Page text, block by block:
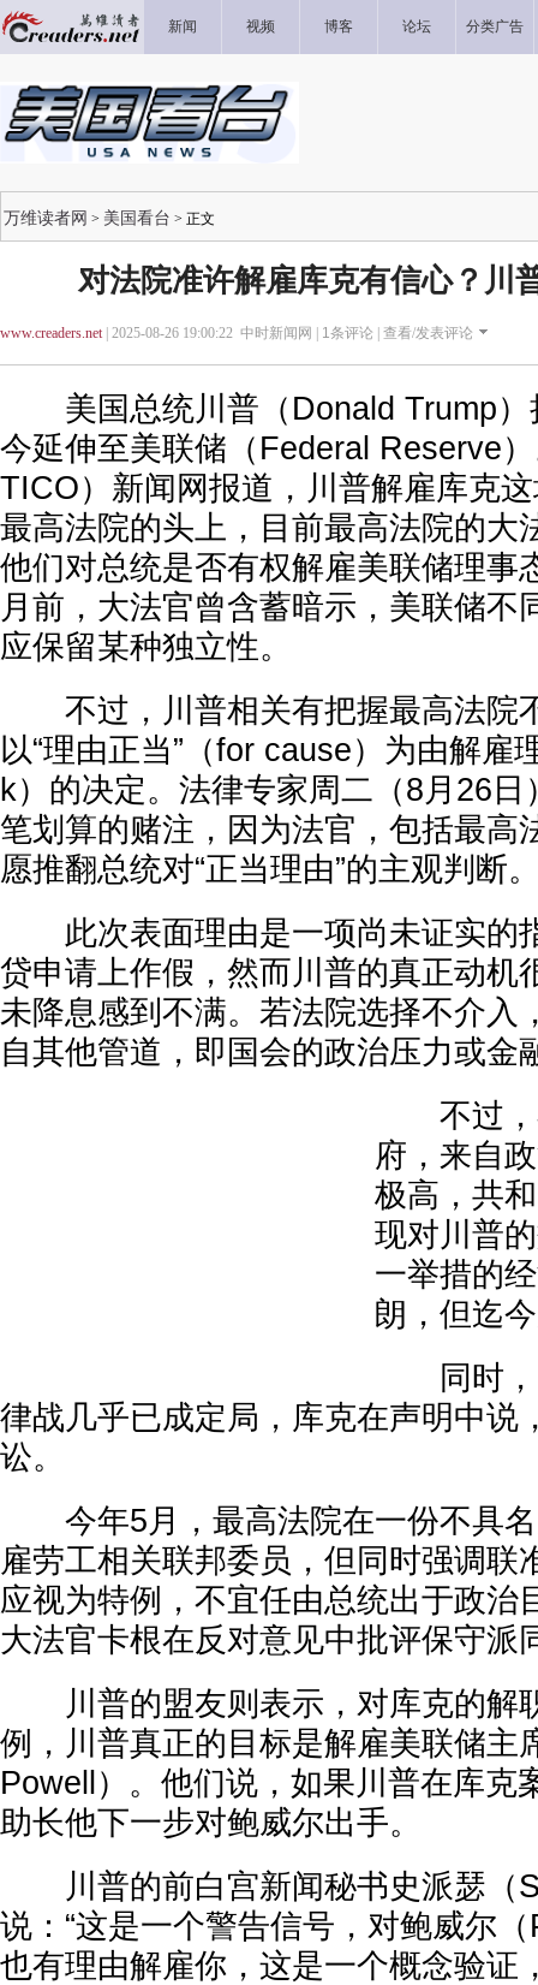
新闻 视频 博客 论坛 分类广告
万维读者网 > 美国看台 > 正文
对法院准许解雇库克有信心？川
www.creaders.net| 2025-08-26 19:00:22 中时新闻网 | 1条评论 | 查看/发表评论
美国总统川普（Donald Trump）
今延伸至美联储（Federal Reserve
TICO）新闻网报道，川普解雇库克
最高法院的头上，目前最高法院的大
他们对总统是否有权解雇美联储理事
月前，大法官曾含蓄暗示，美联储不
应保留某种独立性。
不过，川普相关有把握最高法院
以“理由正当”（for cause）为由解雇
k）的决定。法律专家周二（8月26
笔划算的赌注，因为法官，包括最高
愿推翻总统对“正当理由”的主观判断
此次表面理由是一项尚未证实的
贷申请上作假，然而川普的真正动机
未降息感到不满。若法院选择不介入
自其他管道，即国会的政治压力或金
不过，
府，来自
极高，共
现对川普
一举措的
朗，但迄
同时，
律战几乎已成定局，库克在声明中说
讼。
今年5月，最高法院在一份不具名
雇劳工相关联邦委员，但同时强调联
应视为特例，不宜任由总统出于政治
大法官卡根在反对意见中批评保守派
川普的盟友则表示，对库克的解
例，川普真正的目标是解雇美联储主
Powell）。他们说，如果川普在库克
助长他下一步对鲍威尔出手。
川普的前白宫新闻秘书史派瑟（
说：“这是一个警告信号，对鲍威尔
也有理由解雇你，这是一个概念验证